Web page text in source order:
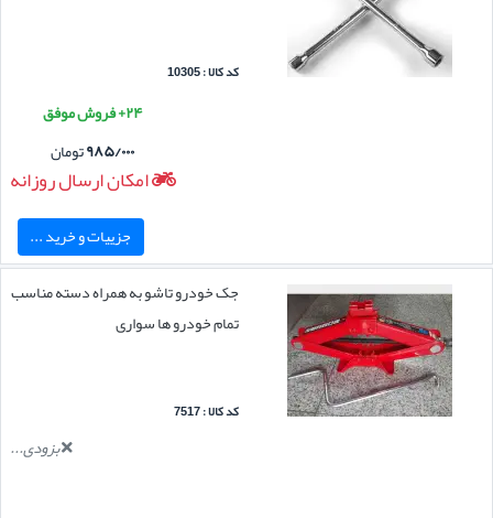
کد کالا : 10305
۲۴+ فروش موفق
۹۸۵/۰۰۰تومان
امکان ارسال روزانه
جزییات و خرید ...
جک خودرو تاشو به همراه دسته مناسب
تمام خودرو ها سواری
کد کالا : 7517
بزودی...